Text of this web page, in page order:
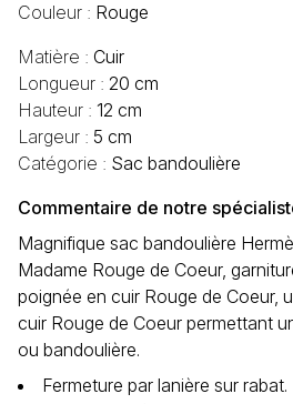
Couleur : Rouge
Matière : Cuir
Longueur : 20 cm
Hauteur : 12 cm
Largeur : 5 cm
Catégorie : Sac bandoulière
Commentaire de notre
Magnifique sac bandoulière
Madame Rouge de Coeur,
poignée en cuir Rouge de Coeur,
cuir Rouge de Coeur permettant
ou bandoulière.
Fermeture par lanière sur rabat.